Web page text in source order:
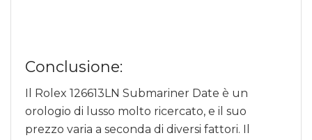
Conclusione:
Il Rolex 126613LN Submariner Date è un
orologio di lusso molto ricercato, e il suo
prezzo varia a seconda di diversi fattori. Il